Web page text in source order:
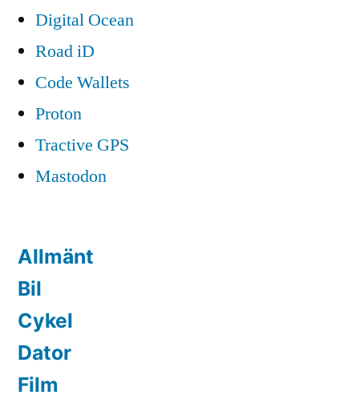
Digital Ocean
Road iD
Code Wallets
Proton
Tractive GPS
Mastodon
Allmänt
Bil
Cykel
Dator
Film